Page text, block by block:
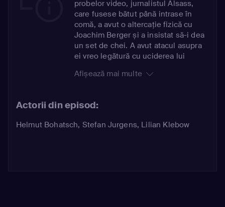
probelor video, jurnalistul Alsass,
care fusese bătut până intrase în
comă, a avut o altercație fizică cu
Joachim Berger și a insistat să-i dea
un set de chei. A avut atacul asupra
ei vreo legătură cu uciderea lui
contact a lui Berger, a fost cea care a
luni și fusese plasat în grija librarului
de reabilitare. Arvid Reinke, așa cum
Afișează mai multe
Actorii din episod:
Helmut Bohatsch, Stefan Jurgens, Lilian Klebow